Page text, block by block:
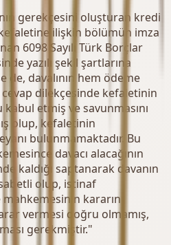
gerekçesini oluşturan kredi
kefaletine ilişkin bölümün imza
6098 Sayılı Türk Borçlar
yazılı şekil şartlarına
de, davalının hem ödeme
cevap dilekçesinde kefaletinin
kabul etmiş ve savunmasını
olup, kefaletinin
bulunmamaktadır. Bu
davacı alacağının
kaldığı saptanarak davanın
olup, istinaf
kararını
vermesi doğru olmamış,
gerekmiştir."